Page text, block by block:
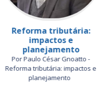
Reforma tributária:
impactos e
planejamento
Por Paulo César Gnoatto -
Reforma tributária: impactos e
planejamento